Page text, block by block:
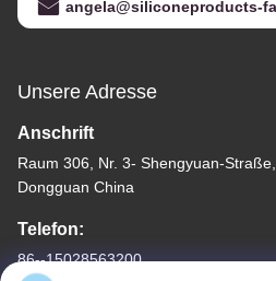
angela@siliconeproducts-
Unsere Adresse
Anschrift
Raum 306, Nr. 3- Shengyuan-
Dongguan China
Telefon:
86--15028563200